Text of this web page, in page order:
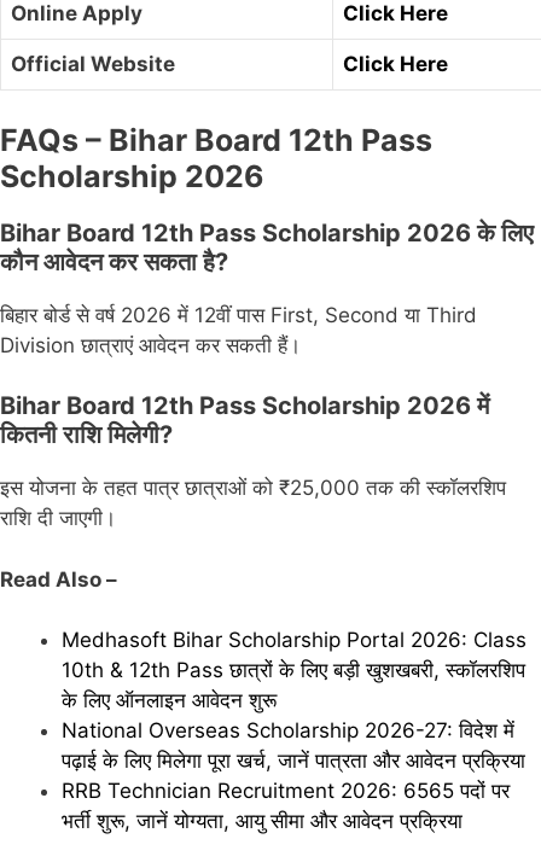
Online Apply Click Here
Official Website Click Here
FAQs – Bihar Board 12th Pass
Scholarship 2026
Bihar Board 12th Pass Scholarship 2026 के लिए
कौन आवेदन कर सकता है?
बिहार बोर्ड से वर्ष 2026 में 12वीं पास First, Second या Third
Division छात्राएं आवेदन कर सकती हैं।
Bihar Board 12th Pass Scholarship 2026 में
कितनी राशि मिलेगी?
इस योजना के तहत पात्र छात्राओं को ₹25,000 तक की स्कॉलरशिप
राशि दी जाएगी।
Read Also –
Medhasoft Bihar Scholarship Portal 2026: Class
10th & 12th Pass छात्रों के लिए बड़ी खुशखबरी, स्कॉलरशिप
के लिए ऑनलाइन आवेदन शुरू
National Overseas Scholarship 2026-27: विदेश में
पढ़ाई के लिए मिलेगा पूरा खर्च, जानें पात्रता और आवेदन प्रक्रिया
RRB Technician Recruitment 2026: 6565 पदों पर
भर्ती शुरू, जानें योग्यता, आयु सीमा और आवेदन प्रक्रिया